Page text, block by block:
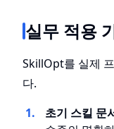
실무 적용
SkillOpt를 실제
다.
초기 스킬 문